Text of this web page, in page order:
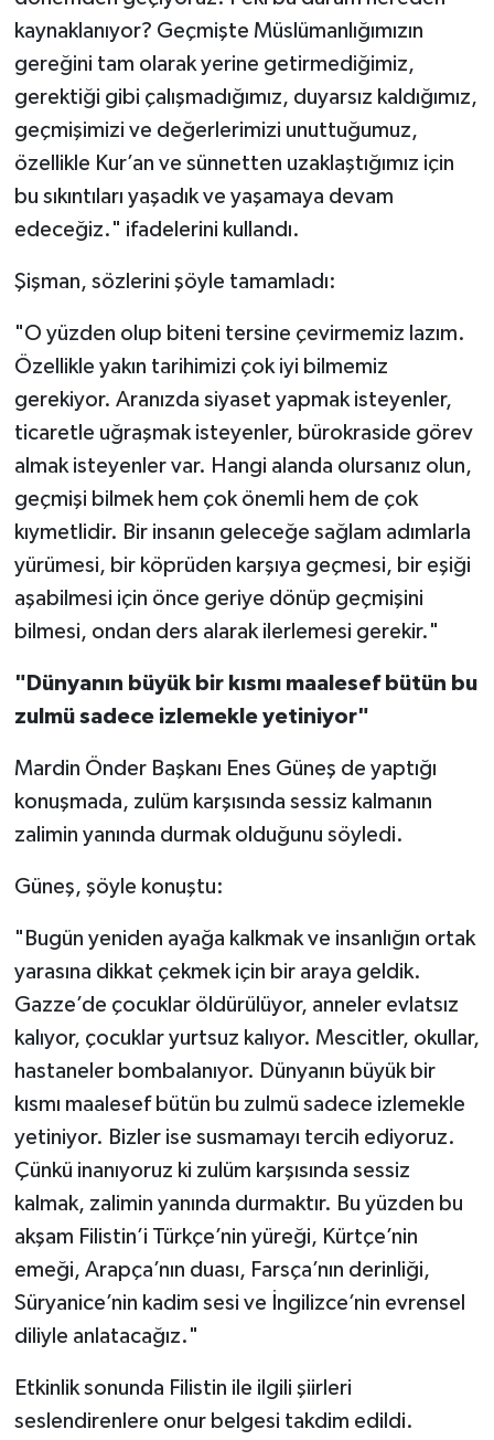
kaynaklanıyor? Geçmişte Müslümanlığımızın
gereğini tam olarak yerine getirmediğimiz,
gerektiği gibi çalışmadığımız, duyarsız kaldığımız,
geçmişimizi ve değerlerimizi unuttuğumuz,
özellikle Kur’an ve sünnetten uzaklaştığımız için
bu sıkıntıları yaşadık ve yaşamaya devam
edeceğiz." ifadelerini kullandı.
Şişman, sözlerini şöyle tamamladı:
"O yüzden olup biteni tersine çevirmemiz lazım.
Özellikle yakın tarihimizi çok iyi bilmemiz
gerekiyor. Aranızda siyaset yapmak isteyenler,
ticaretle uğraşmak isteyenler, bürokraside görev
almak isteyenler var. Hangi alanda olursanız olun,
geçmişi bilmek hem çok önemli hem de çok
kıymetlidir. Bir insanın geleceğe sağlam adımlarla
yürümesi, bir köprüden karşıya geçmesi, bir eşiği
aşabilmesi için önce geriye dönüp geçmişini
bilmesi, ondan ders alarak ilerlemesi gerekir."
"Dünyanın büyük bir kısmı maalesef bütün bu
zulmü sadece izlemekle yetiniyor"
Mardin Önder Başkanı Enes Güneş de yaptığı
konuşmada, zulüm karşısında sessiz kalmanın
zalimin yanında durmak olduğunu söyledi.
Güneş, şöyle konuştu:
"Bugün yeniden ayağa kalkmak ve insanlığın ortak
yarasına dikkat çekmek için bir araya geldik.
Gazze’de çocuklar öldürülüyor, anneler evlatsız
kalıyor, çocuklar yurtsuz kalıyor. Mescitler, okullar,
hastaneler bombalanıyor. Dünyanın büyük bir
kısmı maalesef bütün bu zulmü sadece izlemekle
yetiniyor. Bizler ise susmamayı tercih ediyoruz.
Çünkü inanıyoruz ki zulüm karşısında sessiz
kalmak, zalimin yanında durmaktır. Bu yüzden bu
akşam Filistin’i Türkçe’nin yüreği, Kürtçe’nin
emeği, Arapça’nın duası, Farsça’nın derinliği,
Süryanice’nin kadim sesi ve İngilizce’nin evrensel
diliyle anlatacağız."
Etkinlik sonunda Filistin ile ilgili şiirleri
seslendirenlere onur belgesi takdim edildi.